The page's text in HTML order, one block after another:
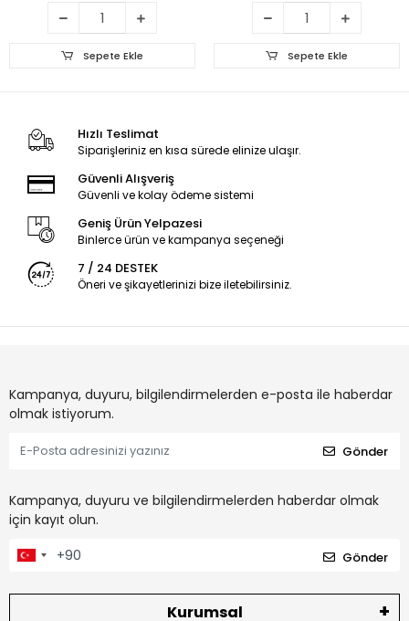
Sepete Ekle Sepete Ekle
Hızlı Teslimat
Siparişleriniz en kısa sürede elinize ulaşır.
Güvenli Alışveriş
Güvenli ve kolay ödeme sistemi
Geniş Ürün Yelpazesi
Binlerce ürün ve kampanya seçeneği
7 / 24 DESTEK
Öneri ve şikayetlerinizi bize iletebilirsiniz.
Kampanya, duyuru, bilgilendirmelerden e-posta ile haberdar
olmak istiyorum.
Gönder
Kampanya, duyuru ve bilgilendirmelerden haberdar olmak
için kayıt olun.
Gönder
Kurumsal